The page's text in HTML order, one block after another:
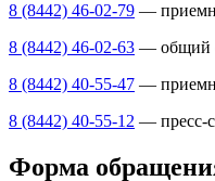
8 (8442) 46-02-79 —
8 (8442) 46-02-63 — общий
8 (8442) 40-55-47 —
8 (8442) 40-55-12 — пресс-
Форма